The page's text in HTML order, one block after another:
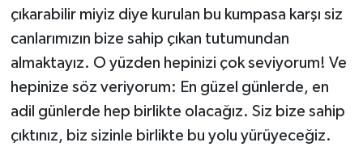
çıkarabilir miyiz diye kurulan bu kumpasa karşı siz
canlarımızın bize sahip çıkan tutumundan
almaktayız. O yüzden hepinizi çok seviyorum! Ve
hepinize söz veriyorum: En güzel günlerde, en
adil günlerde hep birlikte olacağız. Siz bize sahip
çıktınız, biz sizinle birlikte bu yolu yürüyeceğiz.